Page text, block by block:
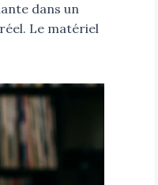
dans un
Le matériel